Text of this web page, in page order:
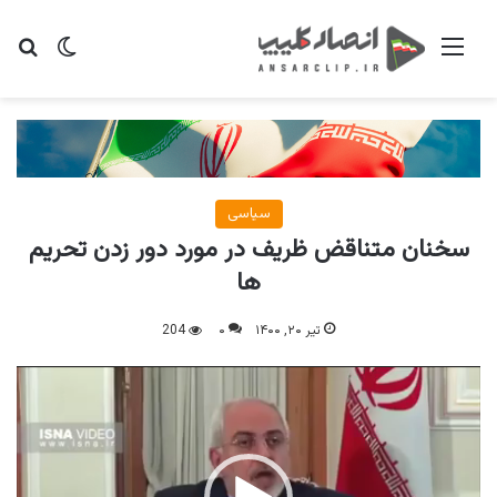
تغییر منو
سیاسی
سخنان متناقض ظریف در مورد دور زدن تحریم
ها
تیر ۲۰, ۱۴۰۰ ۰ 204
نمایشگر
ویدیو